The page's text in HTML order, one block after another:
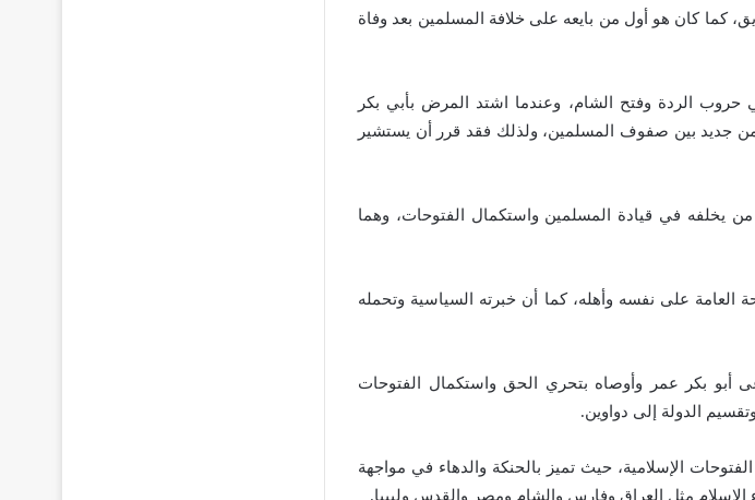
كما كان هو أول من بايعه على خلافة المسلمين بعد وفاة
الردة وفتح الشام، وعندما اشتد المرض بأبي بكر
جديد بين صفوف المسلمين، ولذلك فقد قرر أن يستشير
يخلفه في قيادة المسلمين واستكمال الفتوحات، وهما
العامة على نفسه وأهله، كما أن خبرته السياسية وتحمله
أبو بكر عمر وأوصاه بتحري الحق واستكمال الفتوحات
الدولة إلى دواوين.
الإسلامية، حيث تميز بالحنكة والدهاء في مواجهة
الإسلام مثل العراق وفارس والشام ومصر والقدس وليبيا.